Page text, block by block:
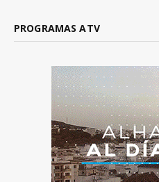
PROGRAMAS ATV